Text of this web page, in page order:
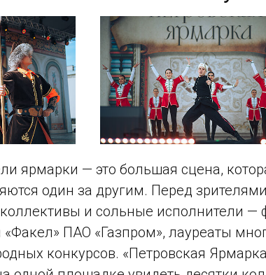
ярмарки — это большая сцена,
один за другим. Перед
и сольные исполнители —
«Факел» ПАО «Газпром», лауреаты
конкурсов. «Петровская